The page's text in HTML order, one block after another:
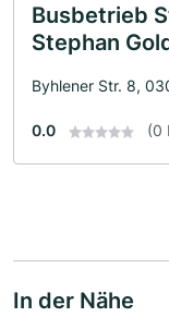
Busbetrieb
Stephan
Byhlener Str. 8,
0.0 (0
In der Nähe